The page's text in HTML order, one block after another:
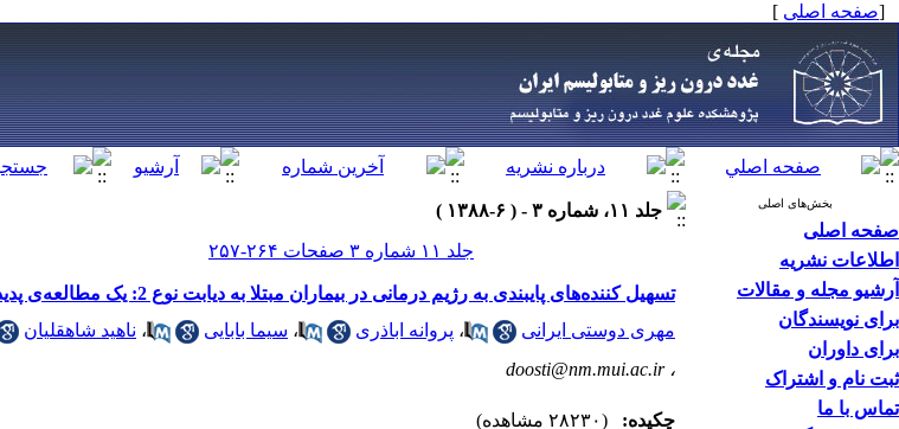
[صفحه اصلی ]
بخش‌های اصلی
صفحه اصلی
اطلاعات نشریه
آرشیو مجله و مقالات
برای نویسندگان
برای داوران
ثبت نام و اشتراک
تماس با ما
جلد ۱۱، شماره ۳ - ( ۶-۱۳۸۸ )
جلد ۱۱ شماره ۳ صفحات ۲۶۴-۲۵۷
تسهیل کننده‌‌های پایبندی به رژیم درمانی در بیماران مبتلا به دیابت نوع 2: یک مطالعه‌ی پدیدارشناسی
مهری دوستی ایرانی
، پروانه اباذری ، سیما بابایی ، ناهید شاهقلیان
،doosti@nm.mui.ac.ir
چکیده:
(۲۸۲۳۰ مشاهده)